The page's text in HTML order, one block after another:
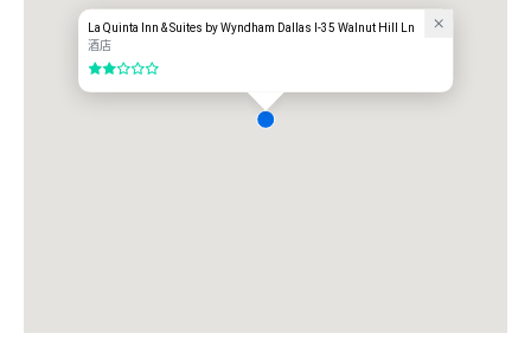
La Quinta Inn & Suites by Wyndham Dallas I-35 Walnut Hill Ln
酒店
2/5